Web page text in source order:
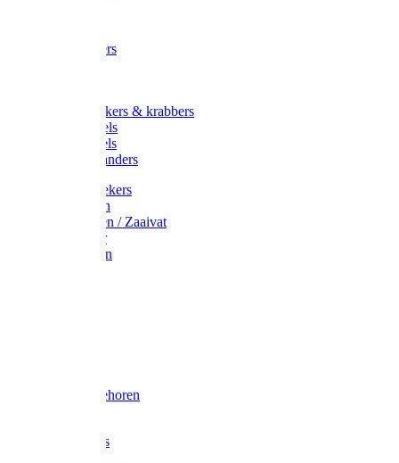
Tuinkrabbers
Onkruidstekers & krabbers
Hartschoffels
Ruitschoffels
Onkruidbranders
Graskantstekers
Verticuteren
Strooiwagen / Zaaivat
Grasmaaier
Grasscharen
Slede toebehoren
Composters